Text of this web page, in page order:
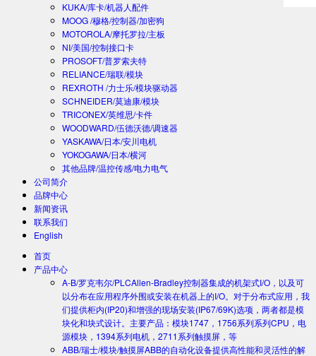
KUKA/库卡/机器人配件
MOOG /穆格/控制器/加密狗
MOTOROLA/摩托罗拉/主板
NI/美国/控制接口卡
PROSOFT/普罗索夫特
RELIANCE/瑞联/模块
REXROTH /力士乐/模块驱动器
SCHNEIDER/莫迪康/模块
TRICONEX/英维思/卡件
WOODWARD/伍德沃德/调速器
YASKAWA/日本/安川电机
YOKOGAWA/日本/横河
其他品牌/温控传感/电力电气
公司简介
品牌中心
新闻资讯
联系我们
English
首页
产品中心
A-B/罗克韦尔/PLCAllen-Bradley控制器集成的机架式I/O，以及可
以分布在应用程序外围或安装在机器上的I/O。对于分布式应用，我
们提供柜内(IP20)和增强的现场安装(IP67/69K)选项，两者都是模
块化和块式设计。主要产品：模块1747，1756系列系列CPU，电
源模块，1394系列电机，2711系列触摸屏，等
ABB/瑞士/模块/触摸屏ABB的自动化设备提供高性能和灵活性的解